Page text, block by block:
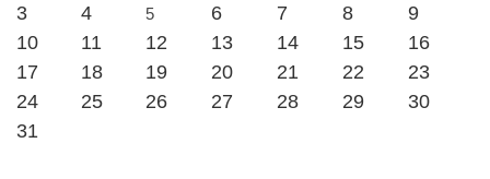
3
4 5 6 7 8
9
10
11 12 13 14 15
16
17
18 19 20 21 22
23
24
25 26 27 28 29
30
31